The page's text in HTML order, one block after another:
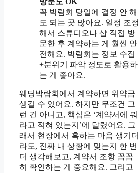
꼭 박람회 당일에 결정 안 해
도 되는 곳 많아요. 일정 조정
해서 스튜디오나 샵 직접 방
문한 후 계약하는 게 훨씬 안
전해요. 박람회는 정보 수집
+분위기 파악 정도로 활용하
는 게 좋아요.
웨딩박람회에서 계약하면 위약금
생길 수 있어요. 하지만 무조건 그
런 건 아니고, 핵심은 ‘계약서에 뭐
라고 적혀 있는지’에 달렸어요. 그
래서 현장에서 혹하는 마음 생기더
라도, 진짜 내 상황에 맞는지 한 번
더 생각해보고, 계약서 조항 꼼꼼
히 확인하는 게 중요해요. 그리고